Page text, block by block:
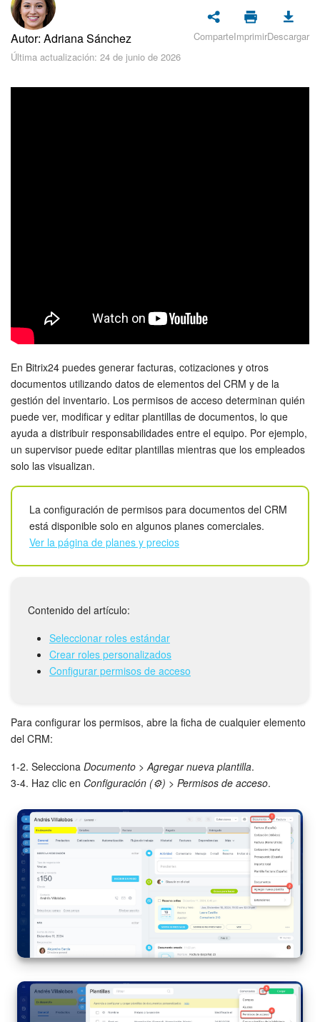
Seguridad
Planes y pagos
Grupos de trabajo
Proyectos con IA
CoPilot - IA en Bitrix24
CRM
Contact center
Sales center
BI Builder
Bitrix24 Market
Tienda Online
CRM + Online store
Tienda CRM
Empleados
Base de conocimientos
Firma electrónica
Firma electrónica para RR. HH.
Automatización
Autor: Adriana Sánchez
Última actualización: 24 de junio de 2026
ComparteImprimirDescargar
En Bitrix24 puedes generar facturas, cotizaciones y otros
documentos utilizando datos de elementos del CRM y de la
gestión del inventario. Los permisos de acceso determinan quién
puede ver, modificar y editar plantillas de documentos, lo que
ayuda a distribuir responsabilidades entre el equipo. Por ejemplo,
un supervisor puede editar plantillas mientras que los empleados
solo las visualizan.
La configuración de permisos para documentos del CRM
está disponible solo en algunos planes comerciales.
Ver la página de planes y precios
Contenido del artículo:
Seleccionar roles estándar
Crear roles personalizados
Configurar permisos de acceso
Para configurar los permisos, abre la ficha de cualquier elemento
del CRM:
1-2. Selecciona Documento > Agregar nueva plantilla.
3-4. Haz clic en Configuración (⚙️) > Permisos de acceso.